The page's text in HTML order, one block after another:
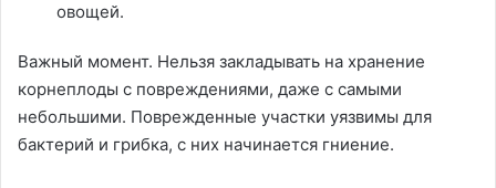
овощей.
Важный момент. Нельзя закладывать на хранение
корнеплоды с повреждениями, даже с самыми
небольшими. Поврежденные участки уязвимы для
бактерий и грибка, с них начинается гниение.